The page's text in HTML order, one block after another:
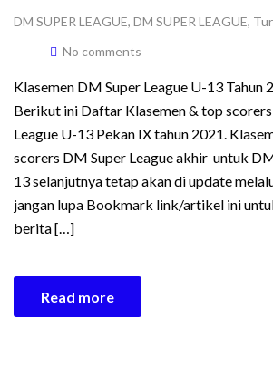
DM SUPER LEAGUE, DM SUPER LEAGUE,
No comments
Klasemen DM Super League U-13 Tahun
Berikut ini Daftar Klasemen & top
League U-13 Pekan IX tahun 2021.
scorers DM Super League akhir untuk
13 selanjutnya tetap akan di update
jangan lupa Bookmark link/artikel ini
berita […]
Read more